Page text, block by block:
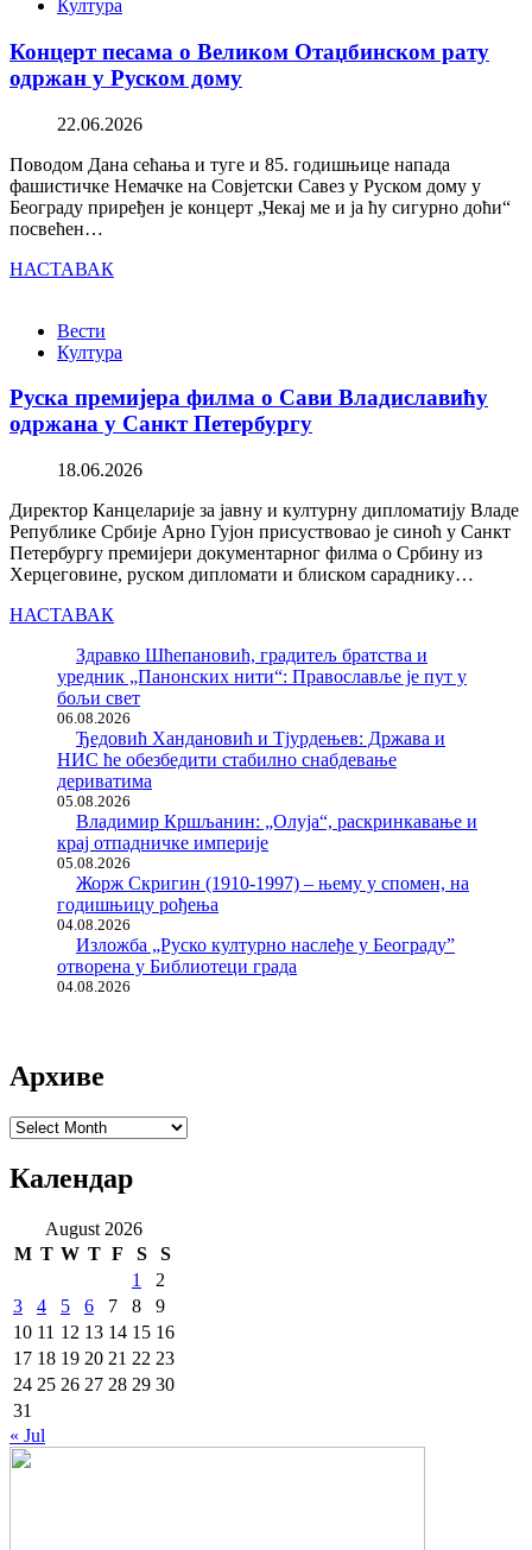
Култура
Концерт песама о Великом Отаџбинском рату
одржан у Руском дому
22.06.2026
Поводом Дана сећања и туге и 85. годишњице напада
фашистичке Немачке на Совјетски Савез у Руском дому у
Београду приређен је концерт „Чекај ме и ја ћу сигурно доћи“
посвећен…
НАСТАВАК
Вести
Култура
Руска премијера филма о Сави Владиславићу
одржана у Санкт Петербургу
18.06.2026
Директор Канцеларије за јавну и културну дипломатију Владе
Републике Србије Арно Гујон присуствовао је синоћ у Санкт
Петербургу премијери документарног филма о Србину из
Херцеговине, руском дипломати и блиском сараднику…
НАСТАВАК
Здравко Шћепановић, градитељ братства и
уредник „Панонских нити“: Православље је пут у
бољи свет
06.08.2026
Ђедовић Хандановић и Тјурдењев: Држава и
НИС ће обезбедити стабилно снабдевање
дериватима
05.08.2026
Владимир Кршљанин: „Олуја“, раскринкавање и
крај отпадничке империје
05.08.2026
Жорж Скригин (1910-1997) – њему у спомен, на
годишњицу рођења
04.08.2026
Изложба „Руско културно наслеђе у Београду”
отворена у Библиотеци града
04.08.2026
Архиве
Архиве
Календар
August 2026
M T W T F S
S
1
2
3
4 5 6 7 8
9
10 11 12 13 14 15 16
17 18 19 20 21 22 23
24 25 26 27 28 29 30
31
« Jul